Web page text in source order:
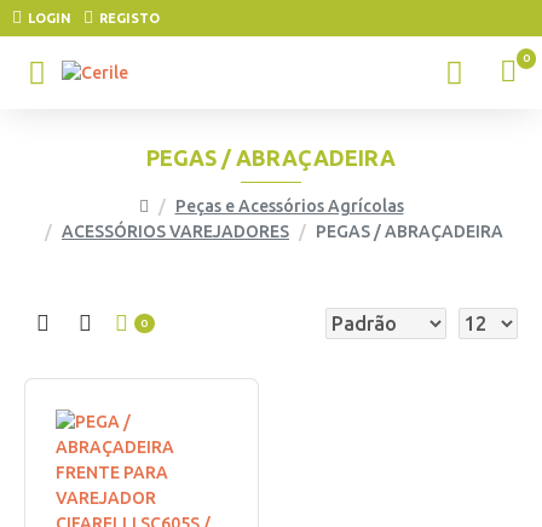
LOGIN REGISTO
0
Peças e Acessórios Agrícolas
ACESSÓRIOS VAREJADORES
PEGAS / ABRAÇADEIRA
PEGAS / ABRAÇADEIRA
0